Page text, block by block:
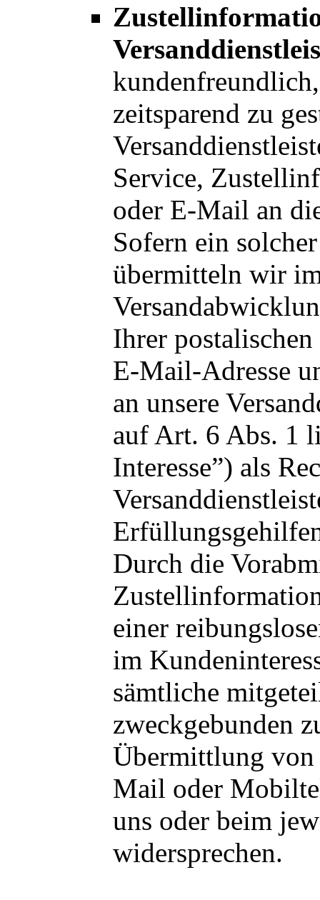
zeitsparend zu
Service,
oder E-Mail an
Sofern ein
übermitteln wir
Ihrer
E-Mail-Adresse
an unsere
auf Art. 6 Abs. 1
Interesse”) als
Durch die
einer
im
sämtliche
zweckgebunden
Übermittlung
Mail oder
uns oder beim
widersprechen.